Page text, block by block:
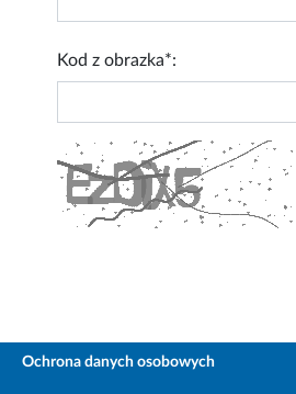
Kod z obrazka*:
Ochrona danych osobowych